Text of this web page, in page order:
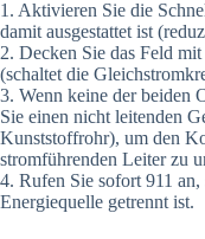
1. Aktivieren Sie die
damit ausgestattet ist
2. Decken Sie das Feld
(schaltet die
3. Wenn keine der beiden
Sie einen nicht leitenden
Kunststoffrohr), um den
stromführenden Leiter zu
4. Rufen Sie sofort 911
Energiequelle getrennt ist.